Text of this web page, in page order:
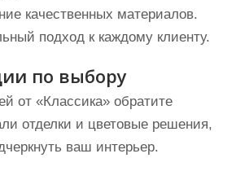
качественных материалов.
подход к каждому клиенту.
по выбору
от «Классика» обратите
отделки и цветовые решения,
ваш интерьер.